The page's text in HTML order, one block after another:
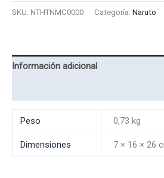
cantidad
SKU: NTHTNMC0000 Categoría: Naruto
Información adicional
Peso 0,73 kg
Dimensiones 7 × 16 × 26